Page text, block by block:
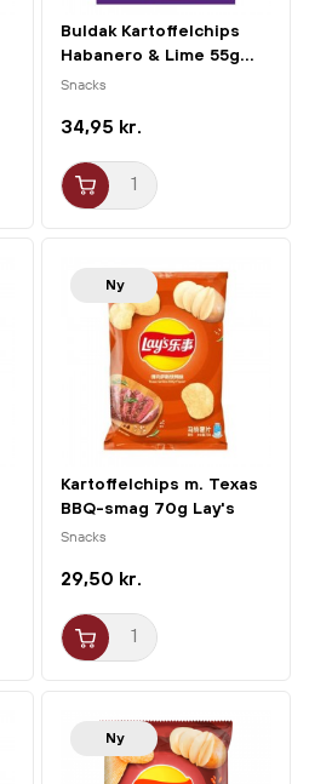
Buldak Kartoffelchips
Habanero & Lime 55g...
Snacks
34,95 kr.
Ny
Kartoffelchips m. Texas
BBQ-smag 70g Lay's
Snacks
29,50 kr.
Ny